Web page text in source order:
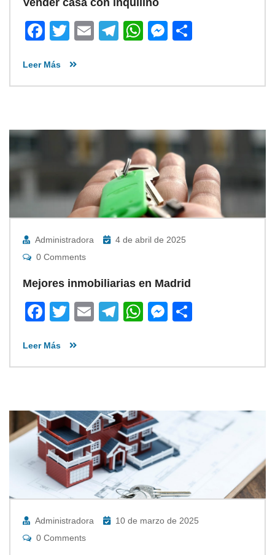
Vender casa con inquilino
Facebook
Twitter
EmailTelegram
WhatsApp
Messenger
Leer Más
Administradora
4 de abril de 2025
0 Comments
Mejores inmobiliarias en Madrid
Facebook
Twitter
EmailTelegram
WhatsApp
Messenger
Leer Más
Administradora
10 de marzo de 2025
0 Comments